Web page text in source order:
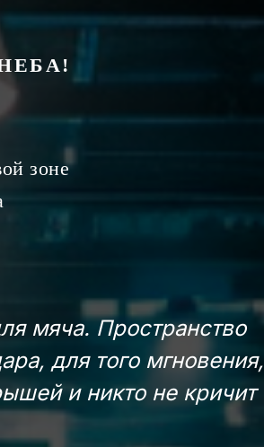
зоне
мяча. Пространство
для того мгновения,
и никто не кричит